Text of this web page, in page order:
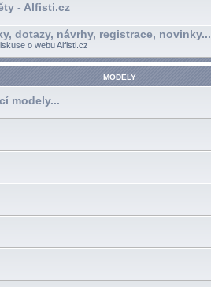
- Alfisti.cz
dotazy, návrhy, registrace, novinky...
o webu Alfisti.cz
MODELY
modely...